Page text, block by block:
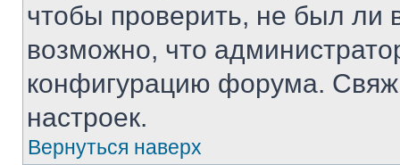
чтобы проверить, не был ли
возможно, что
конфигурацию форума.
настроек.
Вернуться наверх